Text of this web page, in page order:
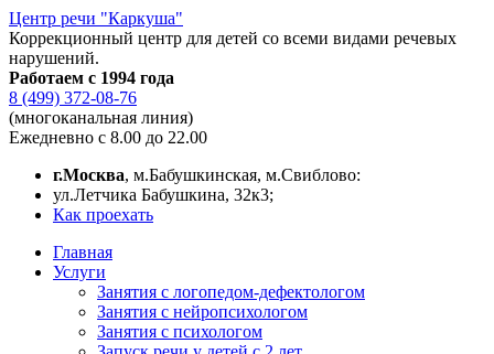
Центр речи "Каркуша"
Коррекционный центр для детей со всеми видами речевых
нарушений.
Работаем с 1994 года
8 (499) 372-08-76
(многоканальная линия)
Ежедневно с 8.00 до 22.00
г.Москва, м.Бабушкинская, м.Свиблово:
ул.Летчика Бабушкина, 32к3;
Как проехать
Главная
Услуги
Занятия с логопедом-дефектологом
Занятия с нейропсихологом
Занятия с психологом